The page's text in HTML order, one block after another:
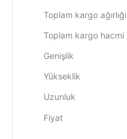
Toplam kargo ağırlığı
Toplam kargo hacmi
Genişlik
Yükseklik
Uzunluk
Fiyat